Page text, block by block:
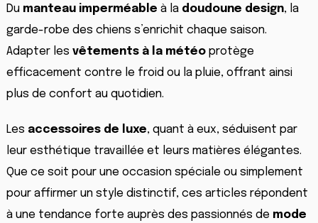
Du manteau imperméable à la doudoune design, la
garde-robe des chiens s’enrichit chaque saison.
Adapter les vêtements à la météoprotège
efficacement contre le froid ou la pluie, offrant ainsi
plus de confort au quotidien.
Les accessoires de luxe, quant à eux, séduisent par
leur esthétique travaillée et leurs matières élégantes.
Que ce soit pour une occasion spéciale ou simplement
pour affirmer un style distinctif, ces articles répondent
à une tendance forte auprès des passionnés de mode